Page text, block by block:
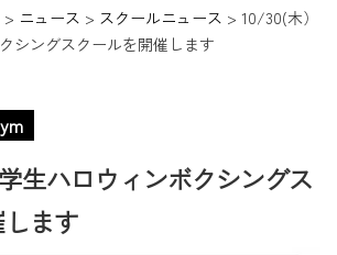
> ニュース > スクールニュース > 10/30(木）
シングスクールを開催します
生ハロウィンボクシングス
ます